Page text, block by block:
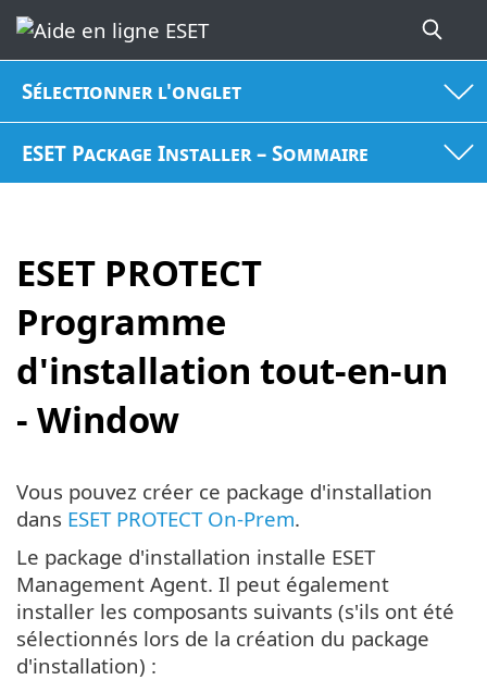
Sélectionner l'onglet
ESET Package Installer – Sommaire
ESET PROTECT
Programme
d'installation tout-en-un
- Window
Vous pouvez créer ce package d'installation
dans ESET PROTECT On-Prem.
Le package d'installation installe ESET
Management Agent. Il peut également
installer les composants suivants (s'ils ont été
sélectionnés lors de la création du package
d'installation) :